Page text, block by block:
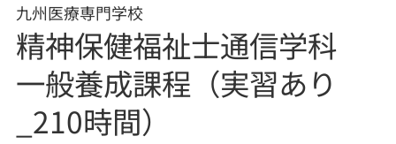
九州医療専門学校
精神保健福祉士通信学科
一般養成課程（実習あり
_210時間）